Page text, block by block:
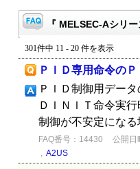
『 MELSEC-Aシリ
301件中 11 - 20 件を表示
ＰＩＤ専用命令の
ＰＩＤ制御用デー
ＤＩＮＩＴ命令実
制御が不安定にな
FAQ番号：14430
公開日
, A2US